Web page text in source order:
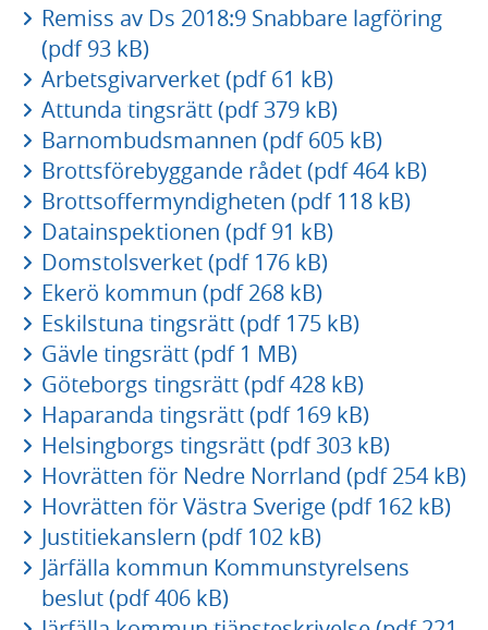
Remiss av Ds 2018:9 Snabbare lagföring
(pdf 93 kB)
Arbetsgivarverket (pdf 61 kB)
Attunda tingsrätt (pdf 379 kB)
Barnombudsmannen (pdf 605 kB)
Brottsförebyggande rådet (pdf 464 kB)
Brottsoffermyndigheten (pdf 118 kB)
Datainspektionen (pdf 91 kB)
Domstolsverket (pdf 176 kB)
Ekerö kommun (pdf 268 kB)
Eskilstuna tingsrätt (pdf 175 kB)
Gävle tingsrätt (pdf 1 MB)
Göteborgs tingsrätt (pdf 428 kB)
Haparanda tingsrätt (pdf 169 kB)
Helsingborgs tingsrätt (pdf 303 kB)
Hovrätten för Nedre Norrland (pdf 254 kB)
Hovrätten för Västra Sverige (pdf 162 kB)
Justitiekanslern (pdf 102 kB)
Järfälla kommun Kommunstyrelsens
beslut (pdf 406 kB)